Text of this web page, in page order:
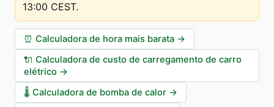
13:00 CEST.
⏰ Calculadora de hora mais barata →
🔌 Calculadora de custo de carregamento de carro
elétrico →
🌡️ Calculadora de bomba de calor →